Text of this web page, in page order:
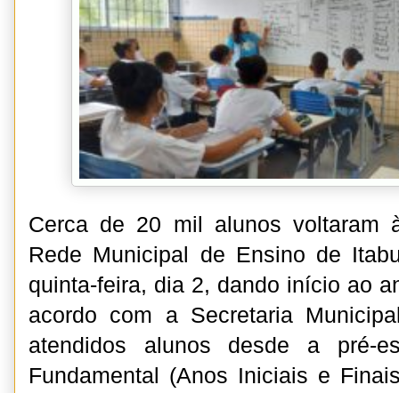
Cerca de 20 mil alunos voltaram
Rede Municipal de Ensino de
quinta-feira, dia 2, dando início ao
acordo com a Secretaria
atendidos alunos desde a pré-
Fundamental (Anos Iniciais e